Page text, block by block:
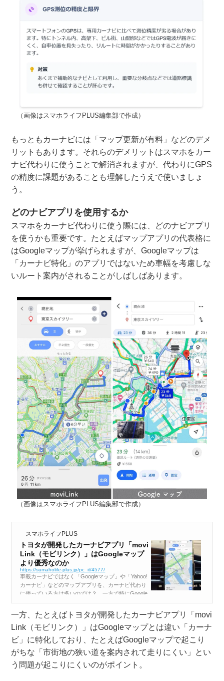
（画像はスマホライフPLUS編集部で作成）
もっともカーナビには「マップ更新が有料」などのデメ
リットもあります。それらのデメリットはスマホをカー
ナビ代わりに使うことで解消されますが、代わりにGPS
の精度に課題があることも理解したうえで使いましょ
う。
どのナビアプリを使用するか
スマホをカーナビ代わりに使う際には、どのナビアプリ
を使うかも重要です。たとえばマップアプリの代表格に
はGoogleマップが挙げられますが、Googleマップは
「カーナビ特化」のアプリではないため車幅を考慮しな
いルート案内がされることがしばしばあります。
（画像はスマホライフPLUS編集部で作成）
スマホライフPLUS
トヨタが開発したカーナビアプリ「movi
Link（モビリンク）」はGoogleマップ
より優秀なのか
https://sumaholife-plus.jp/pc_it/4577/
車載カーナビではなく「Googleマップ」や「Yahoo!
カーナビ」などのマップアプリを、カーナビ代わり
に使っている方は多いのでは？ 一方で特にGoogle
マップは「カーナビに特化したアプリではない」と
いう弱点があり、カーナビアプリとして「完璧」と
は言えないのも事実。...
一方、たとえばトヨタが開発したカーナビアプリ「movi
Link（モビリンク）」はGoogleマップとは違い「カーナ
ビ」に特化しており、たとえばGoogleマップで起こり
がちな「市街地の狭い道を案内されて走りにくい」とい
う問題が起こりにくいのがポイント。